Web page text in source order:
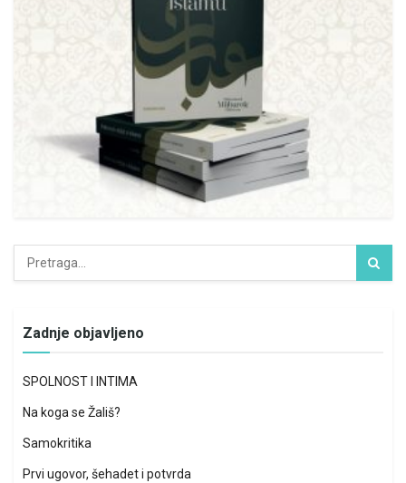
Zadnje objavljeno
SPOLNOST I INTIMA
Na koga se Žališ?
Samokritika
Prvi ugovor, šehadet i potvrda